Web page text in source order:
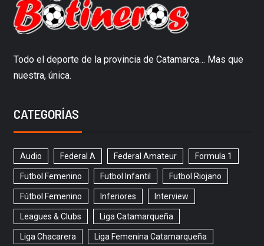
Todo el deporte de la provincia de Catamarca… Mas que
nuestra, única.
CATEGORÍAS
Audio Federal A Federal Amateur Formula 1
Futbol Femenino Futbol Infantil Futbol Riojano
Fútbol Femenino Inferiores Interview
Leagues & Clubs Liga Catamarqueña
Liga Chacarera Liga Femenina Catamarqueña